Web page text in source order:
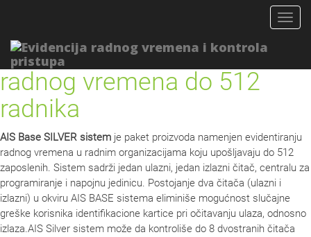
Sistem za evidenciju
radnog vremena do 512
radnika
AIS Base SILVER sistem je paket proizvoda namenjen evidentiranju
radnog vremena u radnim organizacijama koju upošljavaju do 512
zaposlenih. Sistem sadrži jedan ulazni, jedan izlazni čitač, centralu za
programiranje i napojnu jedinicu. Postojanje dva čitača (ulazni i
izlazni) u okviru AIS BASE sistema eliminiše mogućnost slučajne
greške korisnika identifikacione kartice pri očitavanju ulaza, odnosno
izlaza.AIS Silver sistem može da kontroliše do 8 dvostranih čitača